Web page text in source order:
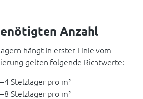
Anzahl
hängt in erster Linie vom
gelten folgende Richtwerte:
Stelzlager pro m²
Stelzlager pro m²